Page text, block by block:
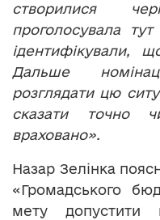
створилися
проголосувала
ідентифікували,
Дальше
розглядати цю
сказати
враховано».
Назар Зелінка
«Громадського
мету допустити